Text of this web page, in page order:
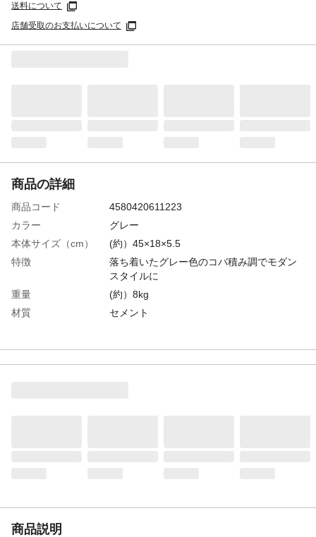
送料について
店舗受取のお支払いについて
商品の詳細
商品コード
4580420611223
カラー
グレー
本体サイズ（cm）
(約）45×18×5.5
特徴
落ち着いたグレー色のコバ積み調でモダン
スタイルに
重量
(約）8kg
材質
セメント
商品説明